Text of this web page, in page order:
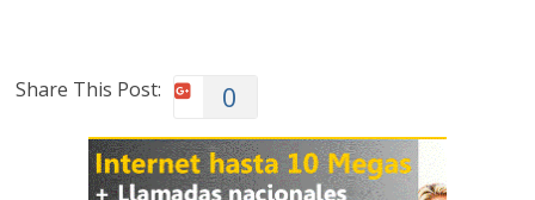
Share This Post: 0